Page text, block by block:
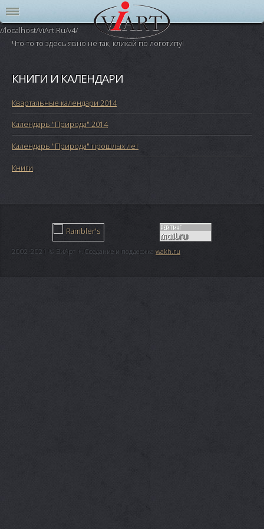
//localhost/ViArt.Ru/v4/
Что-то то здесь явно не так, кликай по логотипу!
КНИГИ И КАЛЕНДАРИ
Квартальные календари 2014
Календарь "Природа" 2014
Календарь "Природа" прошлых лет
Книги
2002-2021 © ВиАрт +. Создание и поддержка wakh.ru